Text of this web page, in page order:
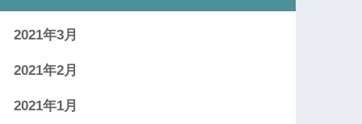
2021年3月
2021年2月
2021年1月